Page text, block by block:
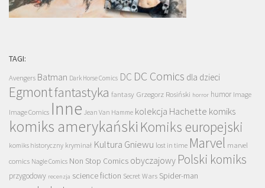
TAGI:
Avengers Batman Dark Horse Comics DC DC Comics dla dzieci
Egmontfantastyka fantasy Grzegorz Rosiński horror humor Image
Image Comics Inne Jean Van Hamme kolekcja Hachette komiks
komiks amerykański Komiks europejski
komiks historyczny kryminał Kultura Gniewu lost in time Marvel marvel
comics Nagle Comics Non Stop Comics obyczajowy Polski komiks
przygodowy recenzja science fiction Secret Wars Spider-man